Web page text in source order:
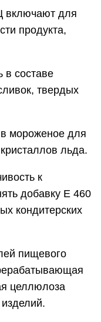
включают для
продукта,
в составе
твердых
мороженое для
льда.
к
добавку E 460
кондитерских
пищевого
целлюлоза